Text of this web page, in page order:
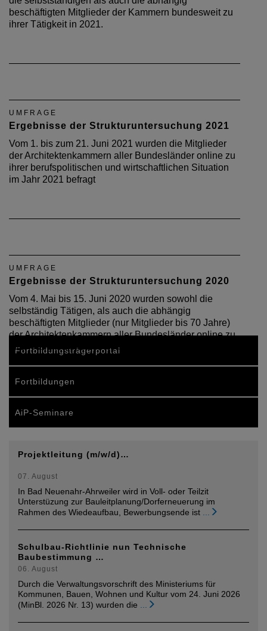
beschäftigten Mitglieder der Kammern bundesweit zu
ihrer Tätigkeit in 2021.
UMFRAGE
Ergebnisse der Strukturuntersuchung 2021
Vom 1. bis zum 21. Juni 2021 wurden die Mitglieder
der Architektenkammern aller Bundesländer online zu
ihrer berufspolitischen und wirtschaftlichen Situation
im Jahr 2021 befragt
UMFRAGE
Ergebnisse der Strukturuntersuchung 2020
Vom 4. Mai bis 15. Juni 2020 wurden sowohl die
selbständig Tätigen, als auch die abhängig
beschäftigten Mitglieder (nur Mitglieder bis 70 Jahre)
der Architektenkammern aller Bundesländer online zu
ihrer Tätigkeit und zur wirtschaftlichen Lage…
Fortbildungsträgerportal
Fortbildungen
AiP-Seminare
Projektleitung (m/w/d)…
07. August
In Bad Neuenahr-Ahrweiler wird in Voll- oder Teilzit
Unterstüzung zur Bauleitplanung/Dorferneuerung im
Rahmen des Wiedeaufbau, Bewerbungsende ist
Schulbau-Richtlinie nun Technische
Baubestimmung …
06. August
Durch die Verwaltungsvorschrift des Ministeriums für
Kommunen, Bauen, Wohnen und Kultur vom 24. Juni 2026
(MinBl. 2026 Nr. 13) wurden die